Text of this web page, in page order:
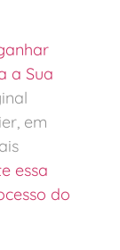
a Sua
em
essa
do